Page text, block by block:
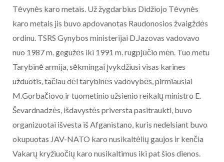
Tėvynės karo metais. Už žygdarbius Didžiojo Tėvynės
karo metais jis buvo apdovanotas Raudonosios žvaigždės
ordinu. TSRS Gynybos ministerijai D.Jazovas vadovavo
nuo 1987 m. gegužės iki 1991 m. rugpjūčio mėn. Tuo metu
Tarybinė armija, sėkmingai įvykdžiusi visas karines
užduotis, tačiau dėl tarybinės vadovybės, pirmiausiai
M.Gorbačiovo ir tuometinio užsienio reikalų ministro E.
Ševardnadzės, išdavystės priversta pasitraukti, buvo
organizuotai išvesta iš Afganistano, kuris nedelsiant buvo
okupuotas JAV-NATO karo nusikaltėlių gaujos ir kenčia
Vakarų kryžiuočių karo nusikaltimus iki pat šios dienos.